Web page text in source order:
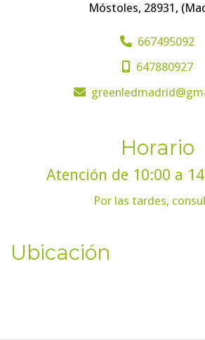
Móstoles, 28931 ,
667495092
647880927
greenledmadrid
Horario
Atención de 10:00 a
Por las tardes,
Ubicación